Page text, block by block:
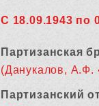
С 18.09.1943 по
Партизанская
(Данукалов, А.Ф.
Партизанский